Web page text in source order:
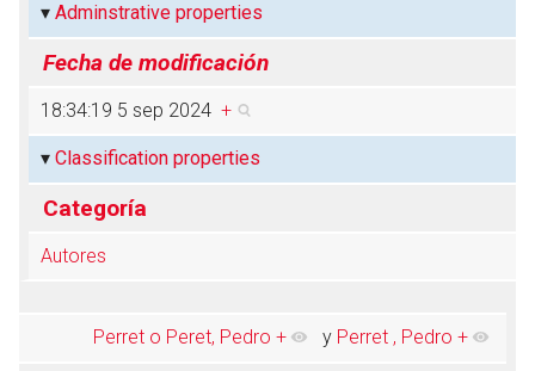
Adminstrative properties
Fecha de modificación
18:34:19 5 sep 2024 +
Classification properties
Categoría
Autores
Perret o Peret, Pedro + y Perret , Pedro +